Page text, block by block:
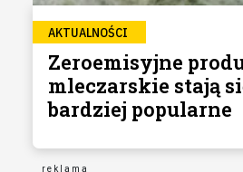
AKTUALNOŚCI
Zeroemisyjne
mleczarskie stają
bardziej popularne